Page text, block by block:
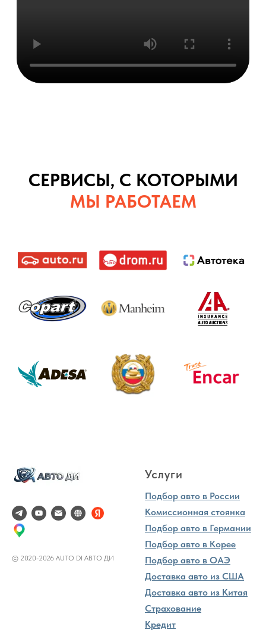
СЕРВИСЫ, С КОТОРЫМИ
МЫ РАБОТАЕМ
© 2020-2026 AUTO DI АВТО ДИ
Услуги
Подбор авто в России
Комиссионная стоянка
Подбор авто в Германии
Подбор авто в Корее
Подбор авто в ОАЭ
Доставка авто из США
Доставка авто из Китая
Страхование
Кредит